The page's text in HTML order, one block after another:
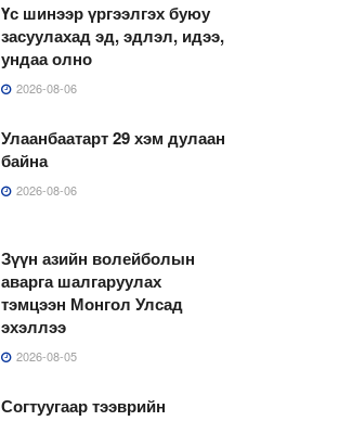
Үс шинээр үргээлгэх буюу
засуулахад эд, эдлэл, идээ,
ундаа олно
2026-08-06
Улаанбаатарт 29 хэм дулаан
байна
2026-08-06
Зүүн азийн волейболын
аварга шалгаруулах
тэмцээн Монгол Улсад
эхэллээ
2026-08-05
Согтуугаар тээврийн